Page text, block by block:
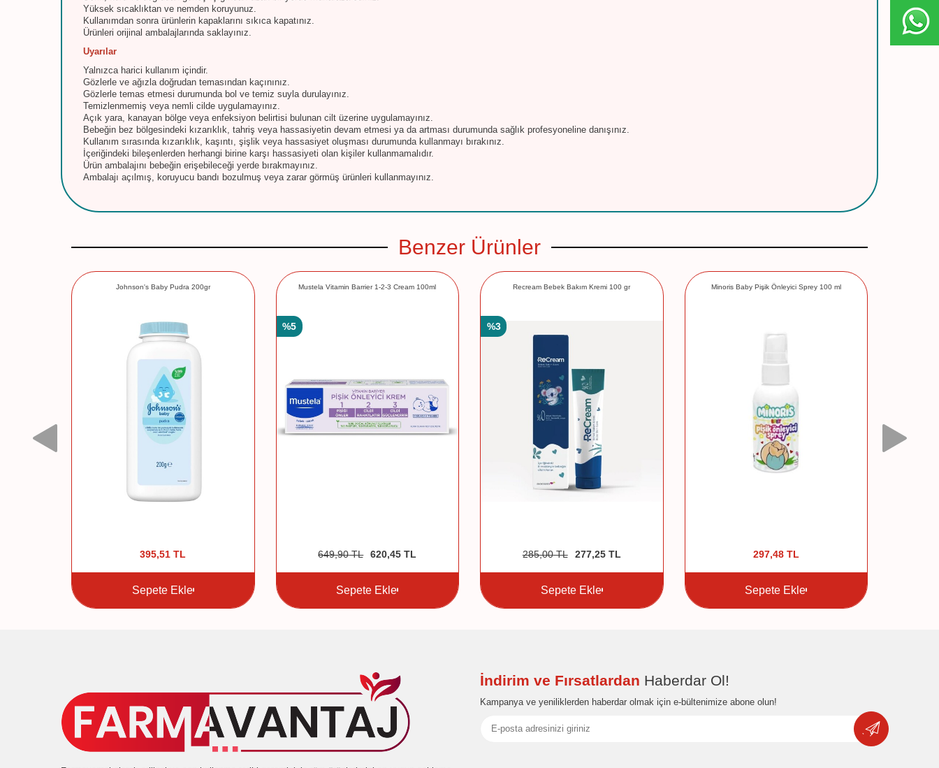
Yüksek sıcaklıktan ve nemden koruyunuz.
Kullanımdan sonra ürünlerin kapaklarını sıkıca kapatınız.
Ürünleri orijinal ambalajlarında saklayınız.
Uyarılar
Yalnızca harici kullanım içindir.
Gözlerle ve ağızla doğrudan temasından kaçınınız.
Gözlerle temas etmesi durumunda bol ve temiz suyla durulayınız.
Temizlenmemiş veya nemli cilde uygulamayınız.
Açık yara, kanayan bölge veya enfeksiyon belirtisi bulunan cilt üzerine uygulamayınız.
Bebeğin bez bölgesindeki kızarıklık, tahriş veya hassasiyetin devam etmesi ya da artması durumunda sağlık profesyoneline danışınız.
Kullanım sırasında kızarıklık, kaşıntı, şişlik veya hassasiyet oluşması durumunda kullanmayı bırakınız.
İçeriğindeki bileşenlerden herhangi birine karşı hassasiyeti olan kişiler kullanmamalıdır.
Ürün ambalajını bebeğin erişebileceği yerde bırakmayınız.
Ambalajı açılmış, koruyucu bandı bozulmuş veya zarar görmüş ürünleri kullanmayınız.
Benzer Ürünler
Johnson's Baby Pudra 200gr
395,51 TL
Sepete Ekle
Mustela Vitamin Barrier 1-2-3 Cream 100ml
%5
649,90TL 620,45 TL
Sepete Ekle
Recream Bebek Bakım Kremi 100 gr
%3
285,00TL 277,25TL
Sepete Ekle
Minoris Baby Pişik Önleyici Sprey 100 ml
297,48TL
Sepete Ekle
İndirim ve Fırsatlardan Haberdar Ol!
Kampanya ve yeniliklerden haberdar olmak için e-bültenimize abone olun!